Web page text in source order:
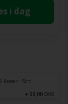
i dag
- Sort
+ 99,00 DKK